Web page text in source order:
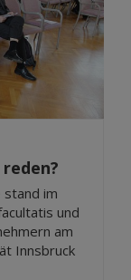
stand im
und
am
Innsbruck